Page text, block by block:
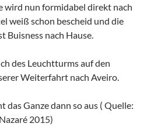
wird nun formidabel direkt nach
weiß schon bescheid und die
Buisness nach Hause.
des Leuchtturms auf den
Weiterfahrt nach Aveiro.
das Ganze dann so aus ( Quelle:
2015)